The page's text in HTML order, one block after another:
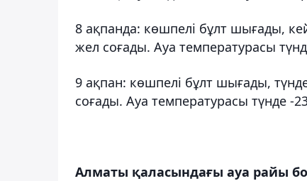
8 ақпанда: көшпелі бұлт шығады,
жел соғады. Ауа температурасы
9 ақпан: көшпелі бұлт шығады,
соғады. Ауа температурасы түнде -
Алматы қаласындағы ауа райы